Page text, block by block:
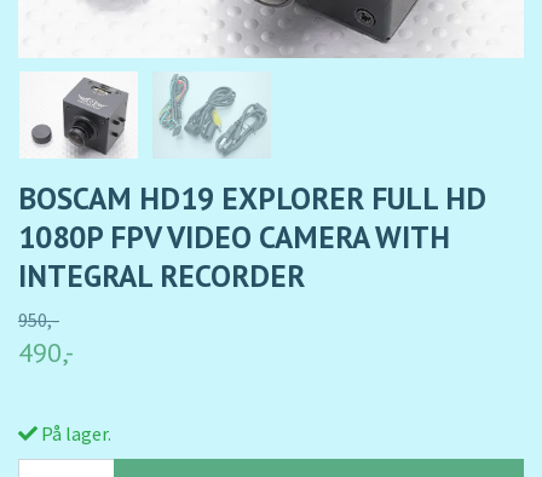
BOSCAM HD19 EXPLORER FULL HD
1080P FPV VIDEO CAMERA WITH
INTEGRAL RECORDER
950,-
490,-
På lager.